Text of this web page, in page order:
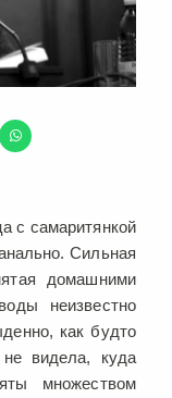
с самаритянкой
Сильная
домашними
неизвестно
как будто
видела, куда
множеством